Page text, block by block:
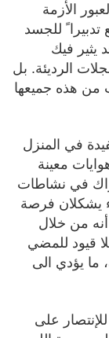
الأزمة
تدبيرا ً للجسد
يثير فيك
الرديئة. بل
من هذه جميعها
في المنزل
معينة
في نشاطات
يشكلان فرصة
من خلال
قيود للمضي
ما يؤدي الى
على